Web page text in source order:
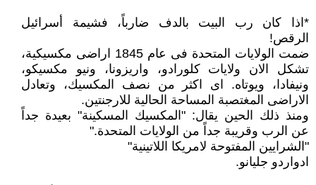
*اذا كان رب البيت بالدف ضارباً، فشيمة أسرائيل
الرقص!
ضمت الولايات المتحدة فى عام 1845 اراضى مكسيكية،
تشكل الان ولايات كلورادو، واريزونا، ونيو مكسيكو،
ونيفادا، ويوتاه. اى اكثر من نصف المكسيك، وتعادل
الاراضى المغتصبة المساحة الحالية للارجنتين.
ومنذ ذلك الحين يقال: "المكسيك المسكينة" بعيدة جداً
عن الرب وقريبة جداً من الولايات المتحدة."
"الشرايين المفتوحة لامريكا اللاتينية"
ادواردو جليانو.